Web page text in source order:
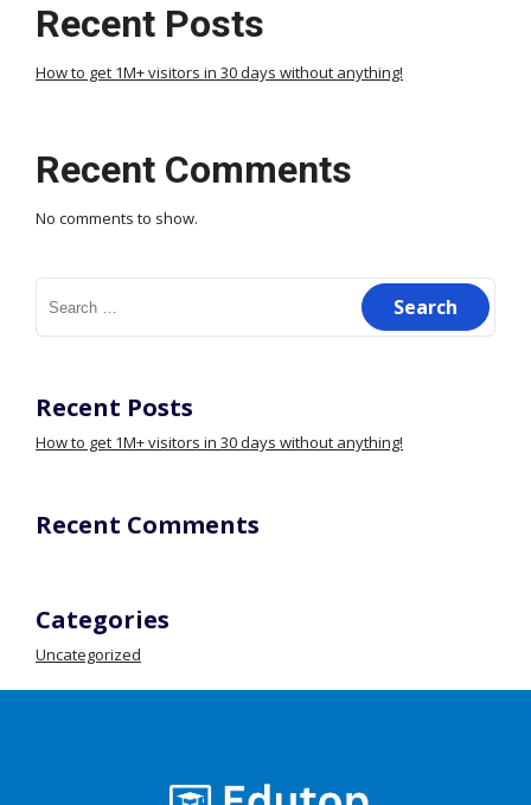
Recent Posts
How to get 1M+ visitors in 30 days without anything!
Recent Comments
No comments to show.
Search
for:
Recent Posts
How to get 1M+ visitors in 30 days without anything!
Recent Comments
Categories
Uncategorized